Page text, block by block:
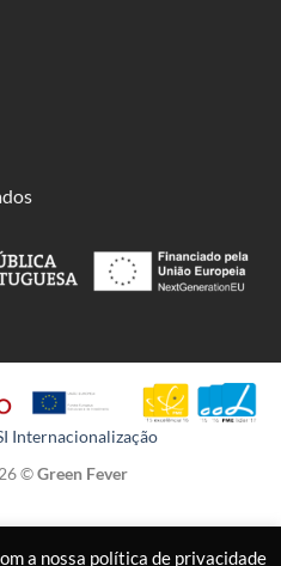
Internacionalização
©Green Fever
a nossa política de privacidade